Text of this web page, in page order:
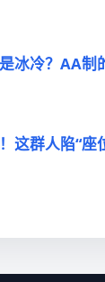
冰冷？AA制
这群人陷“座